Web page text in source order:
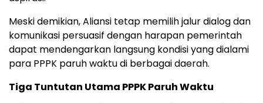
Meski demikian, Aliansi tetap memilih jalur dialog dan
komunikasi persuasif dengan harapan pemerintah
dapat mendengarkan langsung kondisi yang dialami
para PPPK paruh waktu di berbagai daerah.
Tiga Tuntutan Utama PPPK Paruh Waktu